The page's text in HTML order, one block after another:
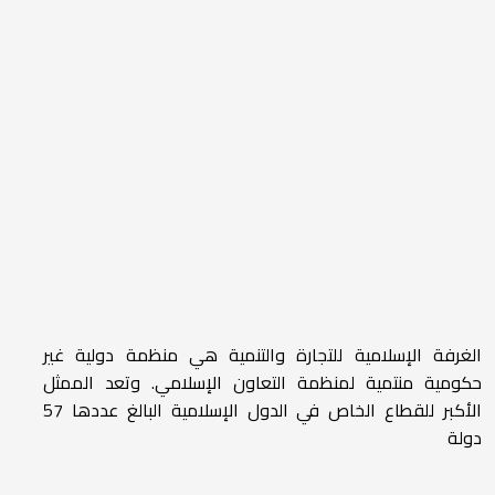
الغرفة الإسلامية للتجارة والتنمية هي منظمة دولية غير
حكومية منتمية لمنظمة التعاون الإسلامي. وتعد الممثل
الأكبر للقطاع الخاص في الدول الإسلامية البالغ عددها 57
دولة